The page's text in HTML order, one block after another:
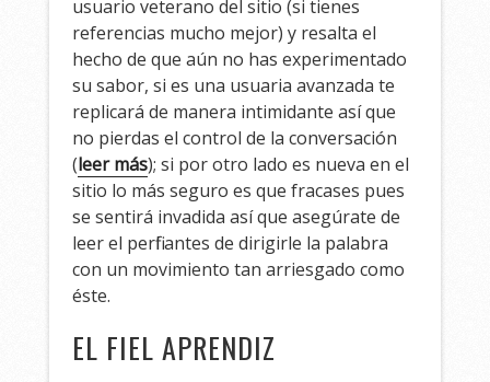
usuario veterano del sitio (si tienes
referencias mucho mejor) y resalta el
hecho de que aún no has experimentado
su sabor, si es una usuaria avanzada te
replicará de manera intimidante así que
no pierdas el control de la conversación
(leer más); si por otro lado es nueva en el
sitio lo más seguro es que fracases pues
se sentirá invadida así que asegúrate de
leer el perfil antes de dirigirle la palabra
con un movimiento tan arriesgado como
éste.
EL FIEL APRENDIZ